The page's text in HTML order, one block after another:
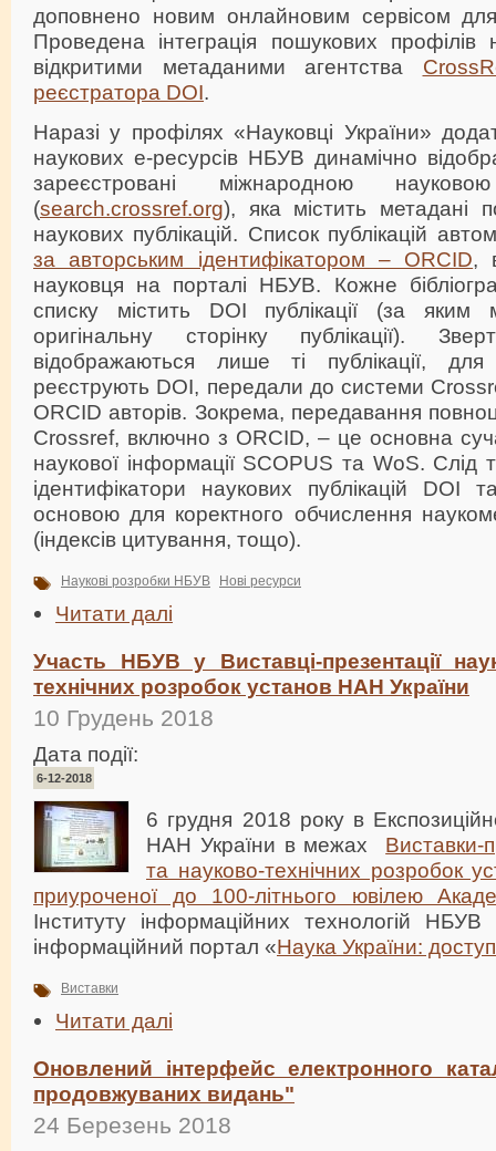
доповнено новим онлайновим сервісом для
Проведена інтеграція пошукових профілів
відкритими метаданими агентства
реєстратора DOI.
Наразі у профілях «Науковці України»
наукових е-ресурсів НБУВ динамічно
зареєстровані міжнародною
(search.crossref.org), яка містить метадані
наукових публікацій. Список публікацій
за авторським ідентифікатором – ORCID,
науковця на порталі НБУВ. Кожне
списку містить DOI публікації (за
оригінальну сторінку публікації).
відображаються лише ті публікації,
реєструють DOI, передали до системи
ORCID авторів. Зокрема, передавання
Crossref, включно з ORCID, – це основна
наукової інформації SCOPUS та WoS. Слід
ідентифікатори наукових публікацій DOI
основою для коректного обчислення
(індексів цитування, тощо).
Наукові розробки НБУВ Нові ресурси
Читати далі
Участь НБУВ у Виставці-презентації
технічних розробок установ НАН України
10 Грудень 2018
Дата події:
6-12-2018
6 грудня 2018 року в
НАН України в межах Виставки-
та науково-технічних розробок
приуроченої до 100-літнього ювілею
Інституту інформаційних технологій
інформаційний портал «Наука України:
Виставки
Читати далі
Оновлений інтерфейс електронного
продовжуваних видань"
24 Березень 2018